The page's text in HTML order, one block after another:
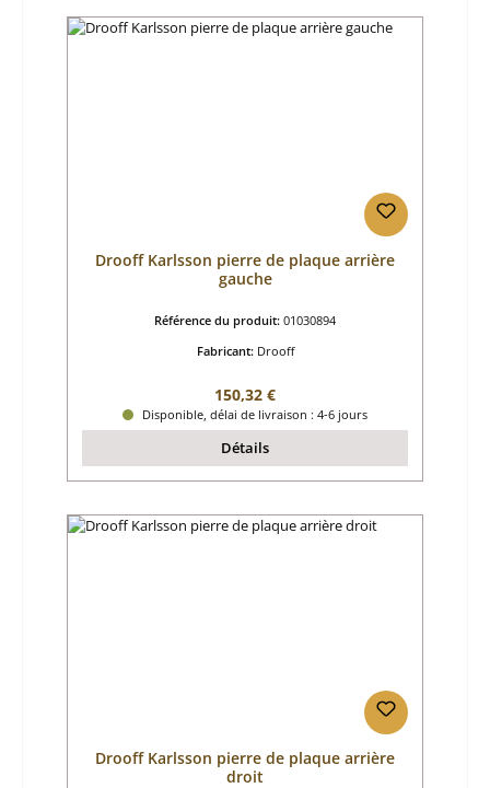
Drooff Karlsson pierre de plaque arrière
gauche
Référence du produit: 01030894
Fabricant: Drooff
Prix régulier :
150,32 €
Disponible, délai de livraison : 4-6 jours
Détails
Drooff Karlsson pierre de plaque arrière
droit